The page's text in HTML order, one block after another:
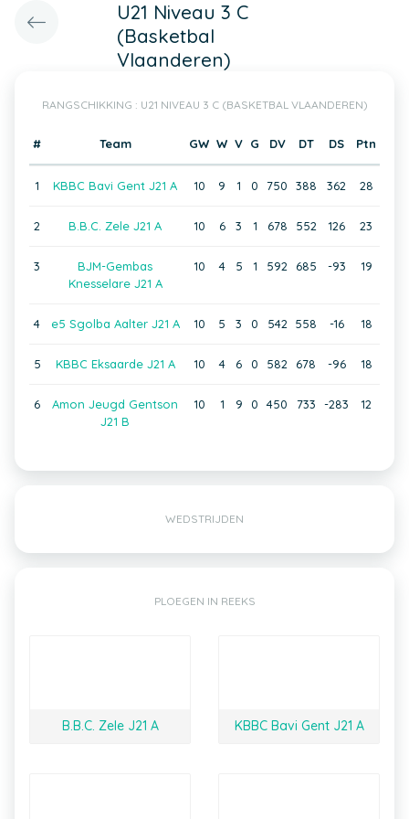
U21 Niveau 3 C
(Basketbal
Vlaanderen)
RANGSCHIKKING : U21 NIVEAU 3 C (BASKETBAL VLAANDEREN)
# Team GW W V G DV DT DS Ptn
1 KBBC Bavi Gent J21 A 10 9 1 0 750 388 362 28
2 B.B.C. Zele J21 A 10 6 3 1 678 552 126 23
3
BJM-Gembas
Knesselare J21 A
10 4 5 1 592 685 -93 19
4 e5 Sgolba Aalter J21 A 10 5 3 0 542 558 -16 18
5 KBBC Eksaarde J21 A 10 4 6 0 582 678 -96 18
6
Amon Jeugd Gentson
J21 B
10 1 9 0 450 733 -283 12
WEDSTRIJDEN
PLOEGEN IN REEKS
B.B.C. Zele J21 A KBBC Bavi Gent J21 A